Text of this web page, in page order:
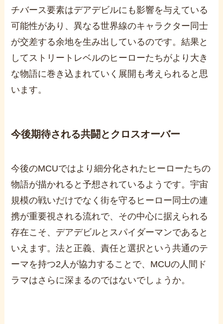
チバース要素はデアデビルにも影響を与えている
可能性があり、異なる世界線のキャラクター同士
が交差する余地を生み出しているのです。結果と
してストリートレベルのヒーローたちがより大き
な物語に巻き込まれていく展開も考えられると思
います。
今後期待される共闘とクロスオーバー
今後のMCUではより細分化されたヒーローたちの
物語が描かれると予想されているようです。宇宙
規模の戦いだけでなく街を守るヒーロー同士の連
携が重要視される流れで、その中心に据えられる
存在こそ、デアデビルとスパイダーマンであると
いえます。法と正義、責任と選択という共通のテ
ーマを持つ2人が協力することで、MCUの人間ド
ラマはさらに深まるのではないでしょうか。